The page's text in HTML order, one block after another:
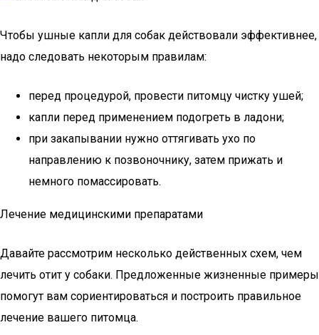
Чтобы ушные капли для собак действовали эффективнее,
надо следовать некоторым правилам:
перед процедурой, провести питомцу чистку ушей;
капли перед применением подогреть в ладони;
при закапывании нужно оттягивать ухо по
направлению к позвоночнику, затем прижать и
немного помассировать.
Лечение медицинскими препаратами
Давайте рассмотрим несколько действенных схем, чем
лечить отит у собаки. Предложенные жизненные примеры
помогут вам сориентироваться и построить правильное
лечение вашего питомца.